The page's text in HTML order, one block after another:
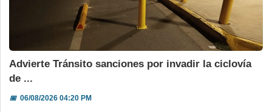
Advierte Tránsito sanciones por invadir la ciclovía
de ...
📅06/08/2026 04:20 PM